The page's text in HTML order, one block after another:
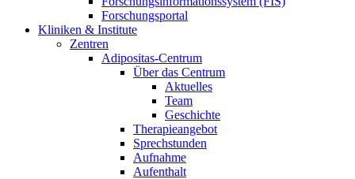
Forschungsportal
Kliniken & Institute
Zentren
Adipositas-Centrum
Über das Centrum
Aktuelles
Team
Geschichte
Therapieangebot
Sprechstunden
Aufnahme
Aufenthalt